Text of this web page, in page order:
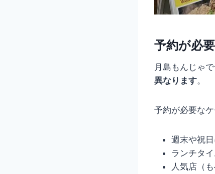
予約が必
月島もんじゃ
異なります。
予約が必要なケ
週末や祝
ランチタ
人気店（